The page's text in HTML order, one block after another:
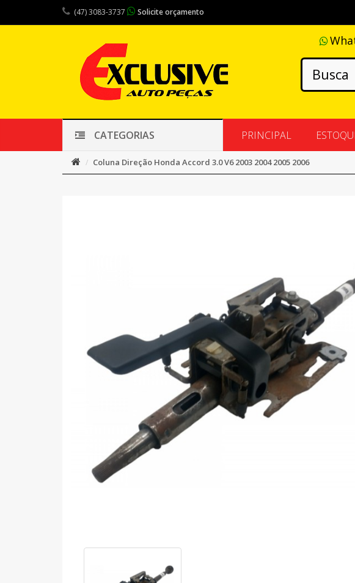
(47) 3083-3737 Solicite orçamento
CATEGORIAS PRINCIPAL
Coluna Direção Honda Accord 3.0 V6 2003 2004 2005 2006